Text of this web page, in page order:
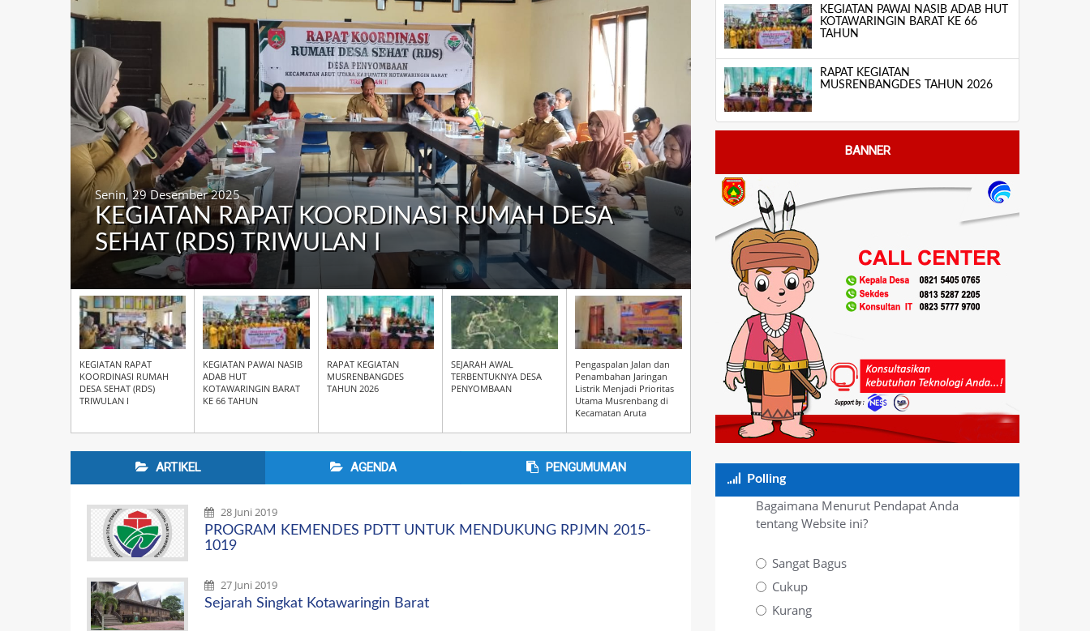
Kamis, 16 Oktober 2025
KEGIATAN PAWAI NASIB ADAB HUT
KOTAWARINGIN BARAT KE 66 TAHUN
KEGIATAN RAPAT
KOORDINASI RUMAH
DESA SEHAT (RDS)
TRIWULAN I
KEGIATAN PAWAI NASIB
ADAB HUT
KOTAWARINGIN BARAT
KE 66 TAHUN
RAPAT KEGIATAN
MUSRENBANGDES
TAHUN 2026
SEJARAH AWAL
TERBENTUKNYA DESA
PENYOMBAAN
Pengaspalan Jalan dan
Penambahan Jaringan
Listrik Menjadi Prioritas
Utama Musrenbang di
Kecamatan Aruta
KEGIATAN PAWAI NASIB ADAB HUT
KOTAWARINGIN BARAT KE 66
TAHUN
RAPAT KEGIATAN
MUSRENBANGDES TAHUN 2026
BANNER
ARTIKEL AGENDA PENGUMUMAN
28 Juni 2019
PROGRAM KEMENDES PDTT UNTUK MENDUKUNG RPJMN 2015-
1019
27 Juni 2019
Sejarah Singkat Kotawaringin Barat
Polling
Bagaimana Menurut Pendapat Anda
tentang Website ini?
Sangat Bagus
Cukup
Kurang